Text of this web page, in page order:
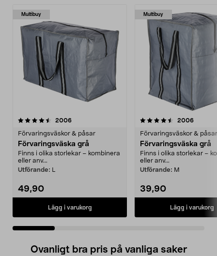
Multibuy
2006recensioner
Förvaringsväskor & påsar
Förvaringsväska grå
Finns i olika storlekar – kombinera
eller anv...
Utförande: L
49,90
Lägg i varukorg
Multibuy
4.5 av 5 stjärnor 2006
Förvaringsväskor & påsar
Förvaringsväska grå
Finns i olika storlekar –
eller anv...
Utförande: M
39,90
Lägg i varukorg
4.0 av 5 stjärnor
Ovanligt bra pris på vanliga saker